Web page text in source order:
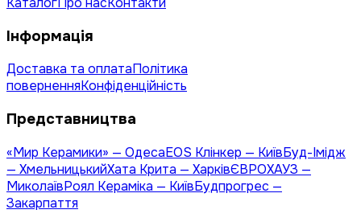
Інформація
Доставка та оплатаПолітика
поверненняКонфіденційність
Представництва
«Мир Керамики» — ОдесаEOS Клінкер — КиївБуд-Імідж
— ХмельницькийХата Крита — ХарківЄВРОХАУЗ —
МиколаївРоял Кераміка — КиївБудпрогрес —
Закарпаття